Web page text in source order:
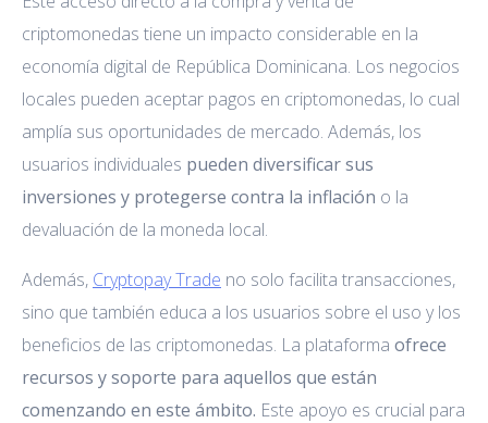
criptomonedas tiene un impacto considerable en la
economía digital de República Dominicana. Los negocios
locales pueden aceptar pagos en criptomonedas, lo cual
amplía sus oportunidades de mercado. Además, los
usuarios individuales pueden diversificar sus
inversiones y protegerse contra la inflación o la
devaluación de la moneda local.
Además, Cryptopay Trade no solo facilita transacciones,
sino que también educa a los usuarios sobre el uso y los
beneficios de las criptomonedas. La plataforma ofrece
recursos y soporte para aquellos que están
comenzando en este ámbito. Este apoyo es crucial para